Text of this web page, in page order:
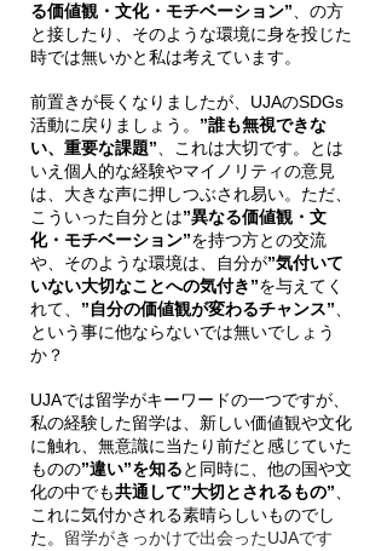
る価値観・文化・モチベーション” 、の方
と接したり、そのような環境に身を投じた
時では無いかと私は考えています。
前置きが長くなりましたが、UJAのSDGs
活動に戻りましょう。 ”誰も無視できな
い、重要な課題” 、これは大切です。とは
いえ個人的な経験やマイノリティの意見
は、大きな声に押しつぶされ易い。ただ、
こういった自分とは”異なる価値観・文
化・モチベーション”を持つ方との交流
や、そのような環境は、自分が”気付いて
いない大切なことへの気付き”を与えてく
れて、 ”自分の価値観が変わるチャンス”
という事に他ならないでは無いでしょう
か？
UJAでは留学がキーワードの一つですが、
私の経験した留学は、新しい価値観や文化
に触れ、無意識に当たり前だと感じていた
ものの”違い”を知ると同時に、他の国や文
化の中でも共通して”大切とされるもの”
これに気付かされる素晴らしいものでし
た。 留学がきっかけで出会ったUJAです